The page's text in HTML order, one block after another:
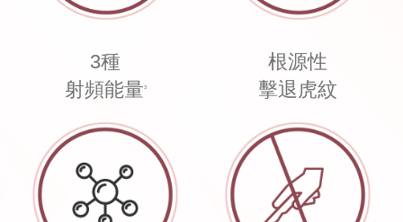
3種
射頻能量3
根源性
擊退虎紋